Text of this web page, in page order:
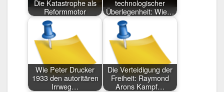
Die Katastrophe als
Reformmotor
technologischer
Überlegenheit: Wie…
Wie Peter Drucker
1933 den autoritären
Irrweg…
Die Verteidigung der
Freiheit: Raymond
Arons Kampf…